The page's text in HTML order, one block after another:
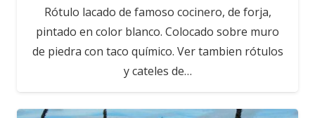
Rótulo lacado de famoso cocinero, de forja,
pintado en color blanco. Colocado sobre muro
de piedra con taco químico. Ver tambien rótulos
y cateles de…